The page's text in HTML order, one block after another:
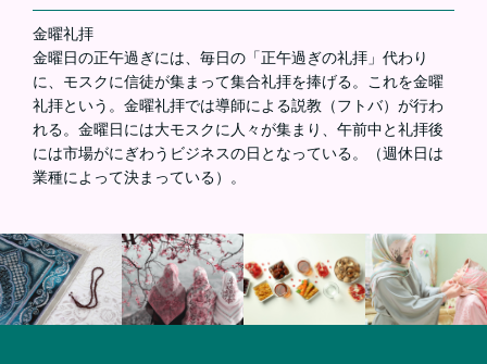
金曜礼拝
金曜日の正午過ぎには、毎日の「正午過ぎの礼拝」代わり
に、モスクに信徒が集まって集合礼拝を捧げる。これを金曜
礼拝という。金曜礼拝では導師による説教（フトバ）が行わ
れる。金曜日には大モスクに人々が集まり、午前中と礼拝後
には市場がにぎわうビジネスの日となっている。（週休日は
業種によって決まっている）。